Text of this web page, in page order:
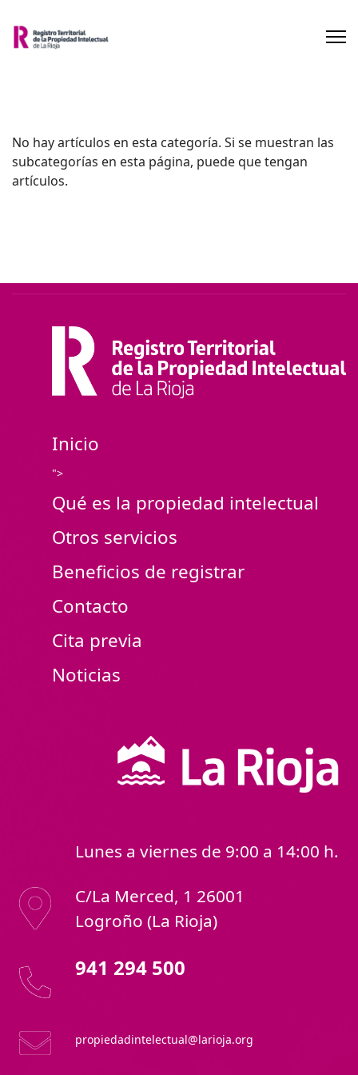
No hay artículos en esta categoría. Si se muestran las
subcategorías en esta página, puede que tengan
artículos.
Inicio
">
Qué es la propiedad intelectual
Otros servicios
Beneficios de registrar
Contacto
Cita previa
Noticias
Lunes a viernes de 9:00 a 14:00 h.
C/La Merced, 1 26001
Logroño (La Rioja)
941 294 500
propiedadintelectual@larioja.org